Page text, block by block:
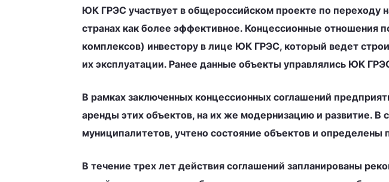
ЮК ГРЭС участвует в общероссийском проекте по переходу
странах как более эффективное. Концессионные отношения
комплексов) инвестору в лице ЮК ГРЭС, который ведет
их эксплуатации. Ранее данные объекты управлялись ЮК
В рамках заключенных концессионных соглашений
аренды этих объектов, на их же модернизацию и развитие. В
муниципалитетов, учтено состояние объектов и определены
В течение трех лет действия соглашений запланированы